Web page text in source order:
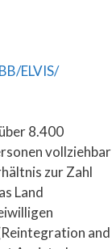
ELVIS/
8.400
vollziehbar
zur Zahl
Land
and